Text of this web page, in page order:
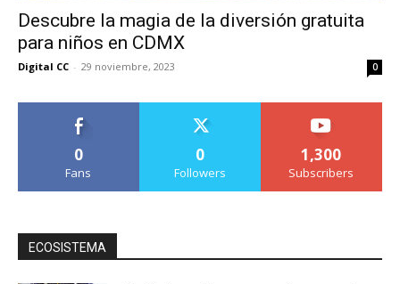
Descubre la magia de la diversión gratuita
para niños en CDMX
Digital CC - 29 noviembre, 2023 0
0
Fans
0
Followers
1,300
Subscribers
ECOSISTEMA